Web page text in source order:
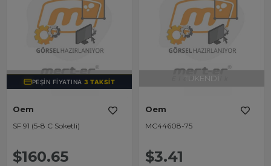
TÜKENDI
PEŞIN FIYATINA3 TAKSIT
Oem
SF 91 (5-8 C Soketli)
$160.65
TÜKENDI
Oem
MC44608-75
$3.41